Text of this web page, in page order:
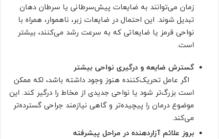
زمان می‌توانند به ضایعات پیش‌سرطانی یا سرطان دهان
تبدیل شوند. این احتمال در ضایعات زبر، ناهموار، همراه با
نواحی قرمز یا ضایعاتی که به سرعت رشد می‌کنند، بیشتر
است.
گسترش ضایعه و درگیری نواحی بیشتر
اگر عامل تحریک‌کننده هنوز وجود داشته باشد، لکه ممکن
است بزرگ‌تر شود یا نواحی جدیدی از مخاط را درگیر کند. این
موضوع درمان را پیچیده‌تر و گاهی نیازمند جراحی گسترده‌تر
می‌کند.
بروز علائم آزاردهنده در مراحل پیشرفته